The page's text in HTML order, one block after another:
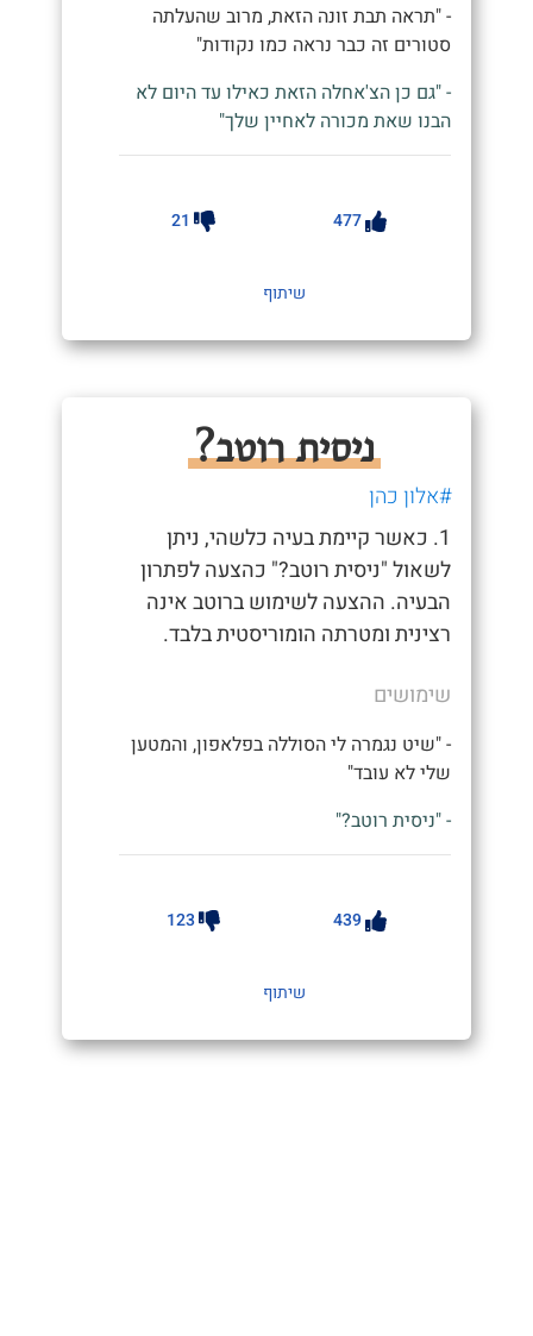
- "תראה תבת זונה הזאת, מרוב שהעלתה
סטורים זה כבר נראה כמו נקודות"
- "גם כן הצ'אחלה הזאת כאילו עד היום לא
הבנו שאת מכורה לאחיין שלך"
477
21
שיתוף
ניסית רוטב?
#אלון כהן
1. כאשר קיימת בעיה כלשהי, ניתן
לשאול "ניסית רוטב?" כהצעה לפתרון
הבעיה. ההצעה לשימוש ברוטב אינה
רצינית ומטרתה הומוריסטית בלבד.
שימושים
- "שיט נגמרה לי הסוללה בפלאפון, והמטען
שלי לא עובד"
- "ניסית רוטב?"
439
123
שיתוף